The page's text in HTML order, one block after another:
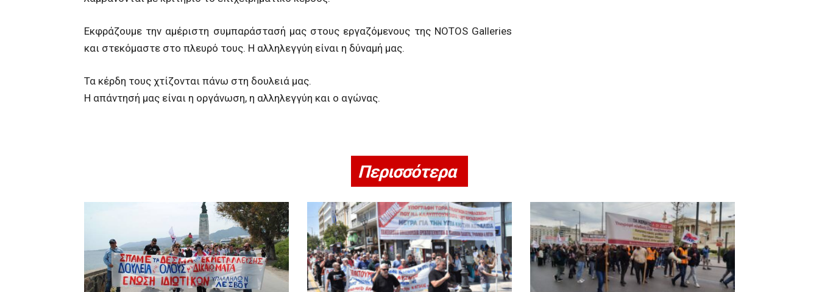
Εκφράζουμε την αμέριστη συμπαράστασή μας στους εργαζόμενους της NOTOS Galleries
και στεκόμαστε στο πλευρό τους. Η αλληλεγγύη είναι η δύναμή μας.
Τα κέρδη τους χτίζονται πάνω στη δουλειά μας.
Η απάντησή μας είναι η οργάνωση, η αλληλεγγύη και ο αγώνας.
Περισσότερα